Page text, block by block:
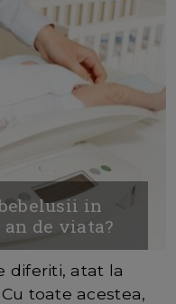
in
de viata?
diferiti, atat la
toate acestea,